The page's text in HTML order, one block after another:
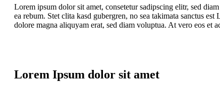
Lorem ipsum dolor sit amet, consetetur sadipscing elitr, sed
ea rebum. Stet clita kasd gubergren, no sea takimata sanctus
dolore magna aliquyam erat, sed diam voluptua. At vero eos et
Lorem Ipsum dolor sit amet